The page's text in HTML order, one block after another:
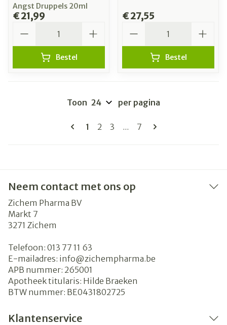
Angst Druppels 20ml
€ 21,99
Bestel
€ 27,55
Bestel
Pagina's
U lees momenteel pagina
1 Pagina
2 Pagina
3 ... Pagina
7
Toon per pagina
Neem contact met ons op
Zichem Pharma BV
Markt 7
3271 Zichem
Telefoon: 013 77 11 63
E-mailadres: info@zichempharma.be
APB nummer: 265001
Apotheek titularis: Hilde Braeken
BTW nummer: BE0431802725
Klantenservice